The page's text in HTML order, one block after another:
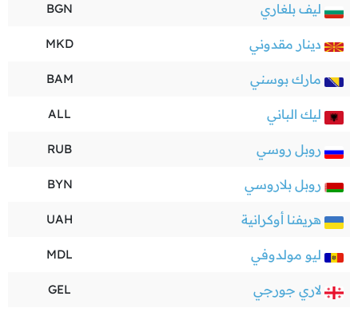
ليف بلغاري BGN
دينار مقدوني MKD
مارك بوسني BAM
ليك الباني ALL
روبل روسي RUB
روبل بلاروسي BYN
هريفنا أوكرانية UAH
ليو مولدوفي MDL
لاري جورجي GEL